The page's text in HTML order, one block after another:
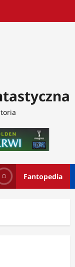
Fantopedia